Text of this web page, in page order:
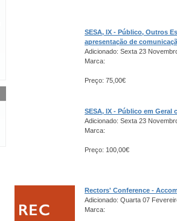
SESA, IX - Público, Outros
apresentação de
Adicionado: Sexta 23
Marca:
Preço: 75,00€
SESA, IX - Público em
Adicionado: Sexta 23
Marca:
Preço: 100,00€
Rectors' Conference -
Adicionado: Quarta 07
Marca: